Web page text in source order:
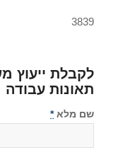
3839
לקבלת ייעוץ
תאונות עבודה
שם מלא*